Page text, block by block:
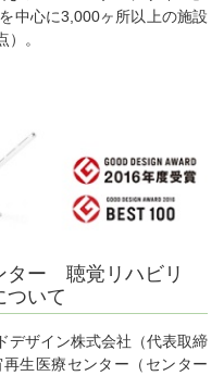
中心に3,000ヶ所以上の施設
。
ター 聴覚リハビリ
ついて
デザイン株式会社（代表取締
生医療センター（センター